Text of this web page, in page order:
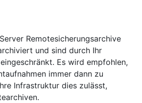
Remotesicherungsarchive
und sind durch Ihr
Es wird empfohlen,
immer dann zu
Infrastruktur dies zulässt,